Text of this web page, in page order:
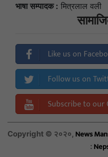
भाषा सम्पादक : मित्रलाल वली
Like us on
Follow us on
Subscribe to our
Copyright © २०२०, News
: